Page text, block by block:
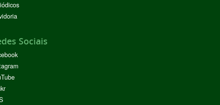
Sociais